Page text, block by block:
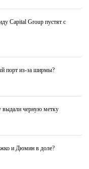
Capital Group пустят с
порт из-за ширмы?
выдали черную метку
и Дюмин в доле?